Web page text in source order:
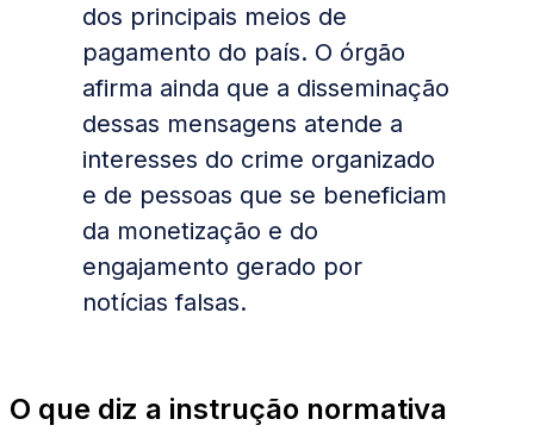
dos principais meios de
pagamento do país. O órgão
afirma ainda que a disseminação
dessas mensagens atende a
interesses do crime organizado
e de pessoas que se beneficiam
da monetização e do
engajamento gerado por
notícias falsas.
O que diz a instrução normativa